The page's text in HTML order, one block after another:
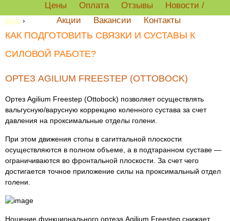
Цены Оплата Отзывы
Новости /
Акции
Вакансии Контакты
Блог ›
КАК ПОДГОТОВИТЬ СВЯЗКИ И СУСТАВЫ К
СИЛОВОЙ РАБОТЕ?
ОРТЕЗ AGILIUM FREESTEP (OTTOBOCK)
Ортез Agilium Freestep (Ottobock) позволяет осуществлять
вальгусную/варусную коррекцию коленного сустава за счет
давления на проксимальные отделы голени.
При этом движения стопы в сагиттальной плоскости
осуществляются в полном объеме, а в подтаранном суставе —
ограничиваются во фронтальной плоскости. За счет чего
достигается точное приложение силы на проксимальный отдел
голени.
Ношение функционального ортеза Agilium Freestep снижает